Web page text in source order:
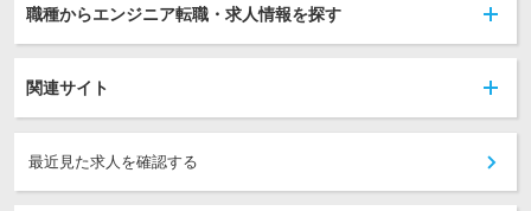
職種からエンジニア転職・求人情報を探す
関連サイト
最近見た求人を確認する